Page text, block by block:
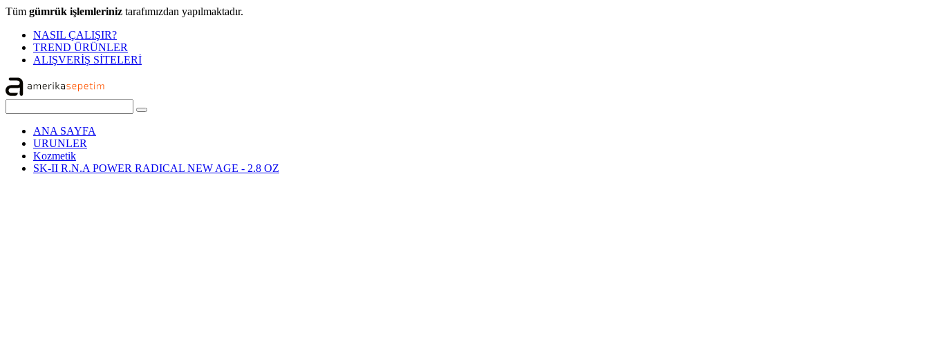
Tüm gümrük işlemleriniz tarafımızdan yapılmaktadır.
NASIL ÇALIŞIR?
TREND ÜRÜNLER
ALIŞVERİŞ SİTELERİ
ANA SAYFA
URUNLER
Kozmetik
SK-II R.N.A POWER RADICAL NEW AGE - 2.8 OZ